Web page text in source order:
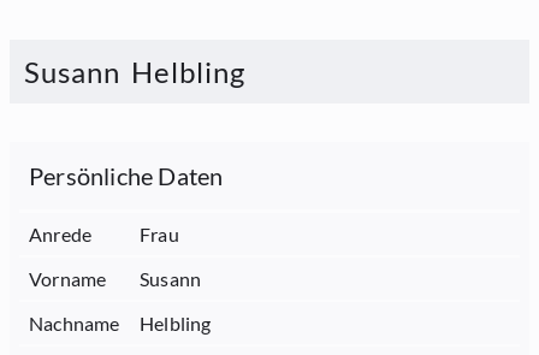
Susann Helbling
Persönliche Daten
Anrede
Frau
Vorname
Susann
Nachname
Helbling